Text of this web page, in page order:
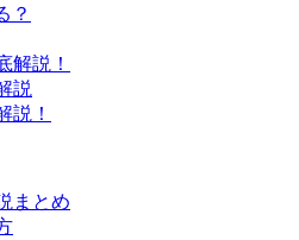
？
解説！
説
説！
まとめ